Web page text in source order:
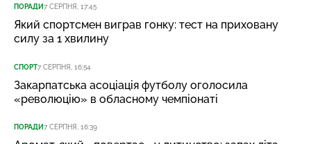
ПОРАДИ7 СЕРПНЯ, 17:45
Який спортсмен виграв гонку: тест на приховану
силу за 1 хвилину
СПОРТ7 СЕРПНЯ, 16:54
Закарпатська асоціація футболу оголосила
«революцію» в обласному чемпіонаті
ПОРАДИ7 СЕРПНЯ, 16:39